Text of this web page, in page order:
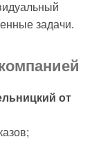
задачи.
от